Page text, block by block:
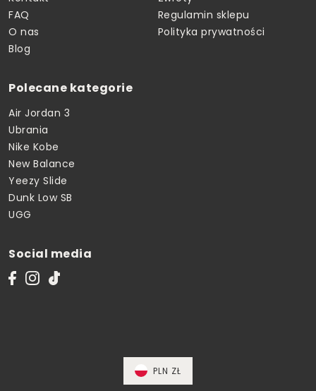
FAQ
O nas
Blog
Regulamin sklepu
Polityka prywatności
Polecane kategorie
Air Jordan 3
Ubrania
Nike Kobe
New Balance
Yeezy Slide
Dunk Low SB
UGG
Social media
PLN ZŁ